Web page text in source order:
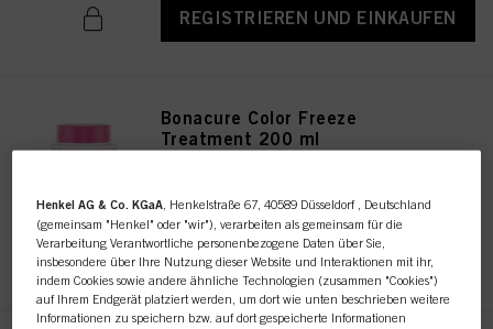
REGISTRIEREN UND EINKAUFEN
Bonacure Color Freeze
Treatment 200 ml
REGISTRIEREN UND EINKAUFEN
Henkel AG & Co. KGaA , Henkelstraße 67, 40589 Düsseldorf , Deutschland
(gemeinsam "Henkel" oder "wir"), verarbeiten als gemeinsam für die
Verarbeitung Verantwortliche personenbezogene Daten über Sie,
insbesondere über Ihre Nutzung dieser Website und Interaktionen mit ihr,
indem Cookies sowie andere ähnliche Technologien (zusammen "Cookies")
auf Ihrem Endgerät platziert werden, um dort wie unten beschrieben weitere
Informationen zu speichern bzw. auf dort gespeicherte Informationen